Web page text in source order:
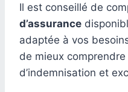
Il est conseillé de
d’assurance
adaptée à vos
de mieux
d’indemnisation et